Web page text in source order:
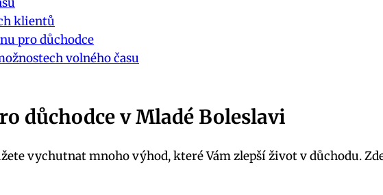
klientů
pro důchodce
volného času
důchodce v Mladé Boleslavi
vychutnat mnoho výhod, které Vám zlepší život v důchodu.